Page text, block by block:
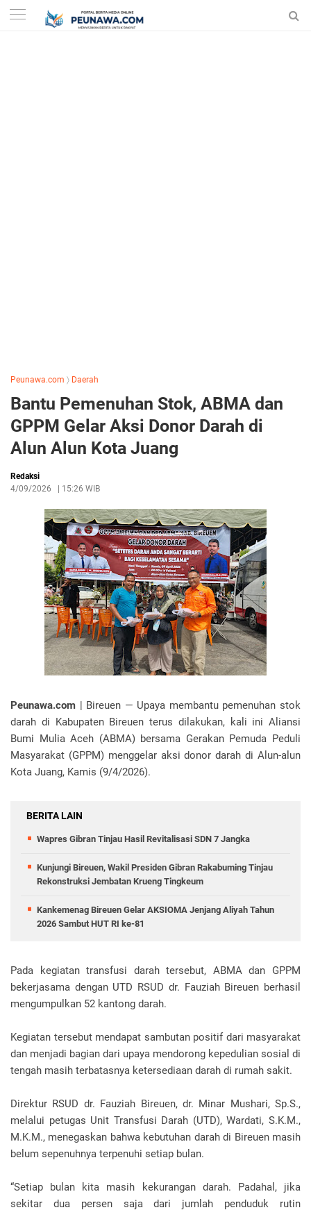
Peunawa.com 〉 Daerah
Bantu Pemenuhan Stok, ABMA dan
GPPM Gelar Aksi Donor Darah di
Alun Alun Kota Juang
Redaksi
4/09/2026
15:26 WIB
Peunawa.com | ‎Bireuen — Upaya membantu pemenuhan stok
darah di Kabupaten Bireuen terus dilakukan, kali ini Aliansi
Bumi Mulia Aceh (ABMA) bersama Gerakan Pemuda Peduli
Masyarakat (GPPM) menggelar aksi donor darah di Alun-alun
Kota Juang, Kamis (9/4/2026).
BERITA LAIN
Wapres Gibran Tinjau Hasil Revitalisasi SDN 7 Jangka
Kunjungi Bireuen, Wakil Presiden Gibran Rakabuming Tinjau
Rekonstruksi Jembatan Krueng Tingkeum
Kankemenag Bireuen Gelar AKSIOMA Jenjang Aliyah Tahun
2026 Sambut HUT RI ke-81
Pada kegiatan transfusi darah tersebut, ABMA dan GPPM
bekerjasama dengan UTD RSUD dr. Fauziah Bireuen berhasil
mengumpulkan 52 kantong darah.
‎Kegiatan tersebut mendapat sambutan positif dari masyarakat
dan menjadi bagian dari upaya mendorong kepedulian sosial di
tengah masih terbatasnya ketersediaan darah di rumah sakit.
‎Direktur RSUD dr. Fauziah Bireuen, dr. Minar Mushari, Sp.S.,
melalui petugas Unit Transfusi Darah (UTD), Wardati, S.K.M.,
M.K.M., menegaskan bahwa kebutuhan darah di Bireuen masih
belum sepenuhnya terpenuhi setiap bulan.
‎“Setiap bulan kita masih kekurangan darah. Padahal, jika
sekitar dua persen saja dari jumlah penduduk rutin